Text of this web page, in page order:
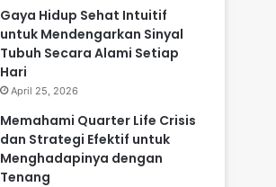
Gaya Hidup Sehat Intuitif
untuk Mendengarkan Sinyal
Tubuh Secara Alami Setiap
Hari
April 25, 2026
Memahami Quarter Life Crisis
dan Strategi Efektif untuk
Menghadapinya dengan
Tenang